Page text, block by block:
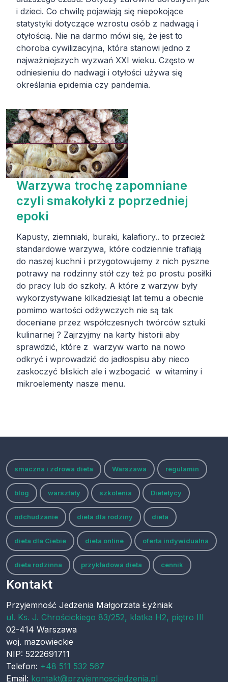
i dzieci. Co chwilę pojawiają się niepokojące
statystyki dotyczące wzrostu osób z nadwagą i
otyłością. Nie na darmo mówi się, że jest to
choroba cywilizacyjna, która stanowi jedno z
najważniejszych wyzwań XXI wieku. Często w
odniesieniu do nadwagi i otyłości używa się
określania epidemia czy pandemia.
Warzywa trochę zapomniane
czyli smakołyki z poprzedniej
epoki
Kapusty, ziemniaki, buraki, kalafiory.. to przecież
standardowe warzywa, które codziennie trafiają
do naszej kuchni i przygotowujemy z nich pyszne
potrawy na rodzinny stół czy też po prostu posiłki
do pracy lub do szkoły. A które z warzyw były
wykorzystywane kilkadziesiąt lat temu a obecnie
pomimo wartości odżywczych nie są tak
doceniane przez współczesnych twórców sztuki
kulinarnej ? Zajrzyjmy na karty historii aby
sprawdzić, które z warzyw warto na nowo
odkryć i wprowadzić do jadłospisu aby nieco
zaskoczyć bliskich ale i wzbogacić w witaminy i
mikroelementy nasze menu.
smaczna i zdrowa dieta Warszawa regulamin
blog warsztaty szkolenia Dietetycy
odchudzanie dieta dla rodziny dieta
dieta dla Ciebie dieta online oferta indywidualna
dieta rodzinna przykładowa dieta cennik
Kontakt
Przyjemność Jedzenia Małgorzata Łyżniak
ul. Ks. J. Chrościckiego 83/252, klatka H2, piętro III
02-414 Warszawa
woj. mazowieckie
NIP: 5222691711
Telefon: +48 511 532 567
Email: kontakt@przyjemnoscjedzenia.pl